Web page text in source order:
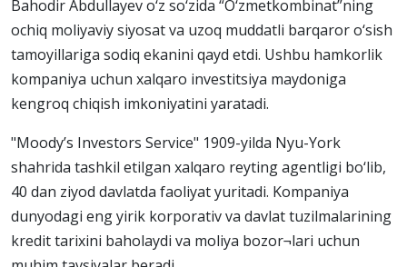
Bahodir Abdullayev o‘z so‘zida “O‘zmetkombinat”ning
ochiq moliyaviy siyosat va uzoq muddatli barqaror o‘sish
tamoyillariga sodiq ekanini qayd etdi. Ushbu hamkorlik
kompaniya uchun xalqaro investitsiya maydoniga
kengroq chiqish imkoniyatini yaratadi.
"Moody’s Investors Service" 1909-yilda Nyu-York
shahrida tashkil etilgan xalqaro reyting agentligi bo‘lib,
40 dan ziyod davlatda faoliyat yuritadi. Kompaniya
dunyodagi eng yirik korporativ va davlat tuzilmalarining
kredit tarixini baholaydi va moliya bozor¬lari uchun